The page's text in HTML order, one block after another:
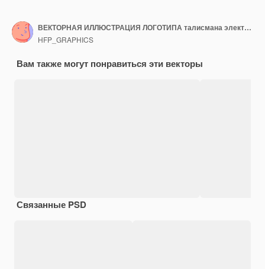
ВЕКТОРНАЯ ИЛЛЮСТРАЦИЯ ЛОГОТИПА талисмана электрической осы
HFP_GRAPHICS
Вам также могут понравиться эти векторы
Связанные PSD